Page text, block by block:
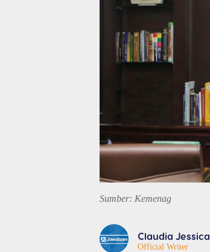
Sumber: Kemenag
Claudia Jessica
Official Writer